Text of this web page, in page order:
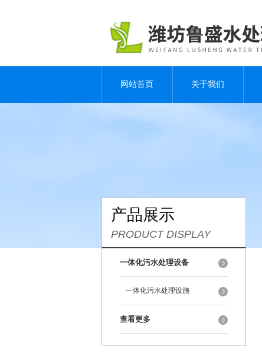
网站首页 关于我们
产品展示
PRODUCT DISPLAY
一体化污水处理设备
一体化污水处理设施
查看更多